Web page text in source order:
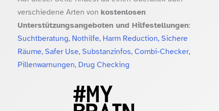
verschiedene Arten von kostenlosen
Unterstützungsangeboten und Hilfestellungen:
Suchtberatung, Nothilfe, Harm Reduction, Sichere
Räume, Safer Use, Substanzinfos, Combi-Checker,
Pillenwarnungen, Drug Checking